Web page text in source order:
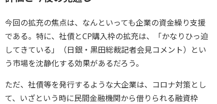
今回の拡充の焦点は、なんといっても企業の資金繰り支援
である。特に、社債とCP購入枠の拡充は、「かなりひっ迫
してきている」（日銀・黒田総裁記者会見コメント）とい
う市場を沈静化する効果があるだろう。
ただ、社債等を発行するような大企業は、コロナ対策とし
て、いざという時に民間金融機関から借りられる融資枠